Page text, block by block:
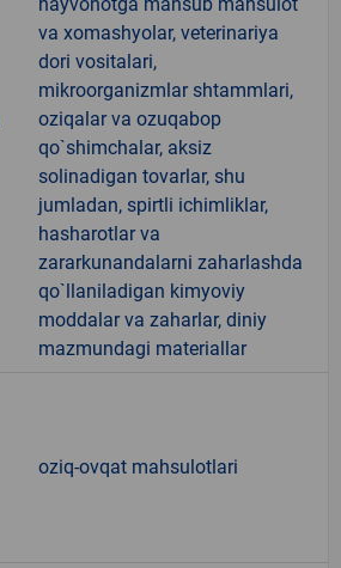
va xomashyolar, veterinariya
dori vositalari,
mikroorganizmlar shtammlari,
oziqalar va ozuqabop
qo`shimchalar, aksiz
solinadigan tovarlar, shu
jumladan, spirtli ichimliklar,
hasharotlar va
zararkunandalarni zaharlashda
qo`llaniladigan kimyoviy
moddalar va zaharlar, diniy
mazmundagi materiallar
oziq-ovqat mahsulotlari